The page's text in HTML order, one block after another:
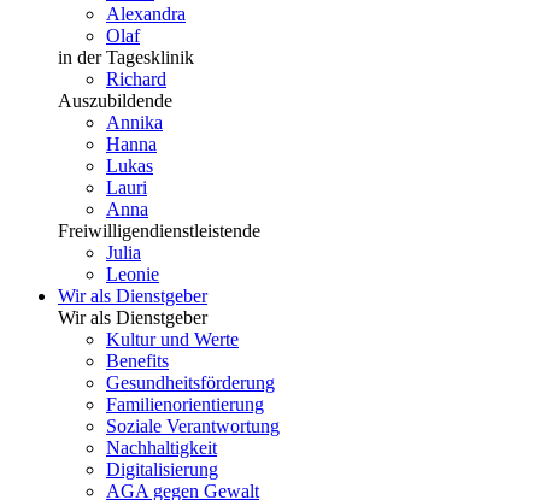
Alexandra
Olaf
in der Tagesklinik
Richard
Auszubildende
Annika
Hanna
Lukas
Lauri
Anna
Freiwilligendienstleistende
Julia
Leonie
Wir als Dienstgeber
Wir als Dienstgeber
Kultur und Werte
Benefits
Gesundheits­förderung
Familien­orientierung
Soziale Verantwortung
Nachhaltigkeit
Digitalisierung
AGA gegen Gewalt